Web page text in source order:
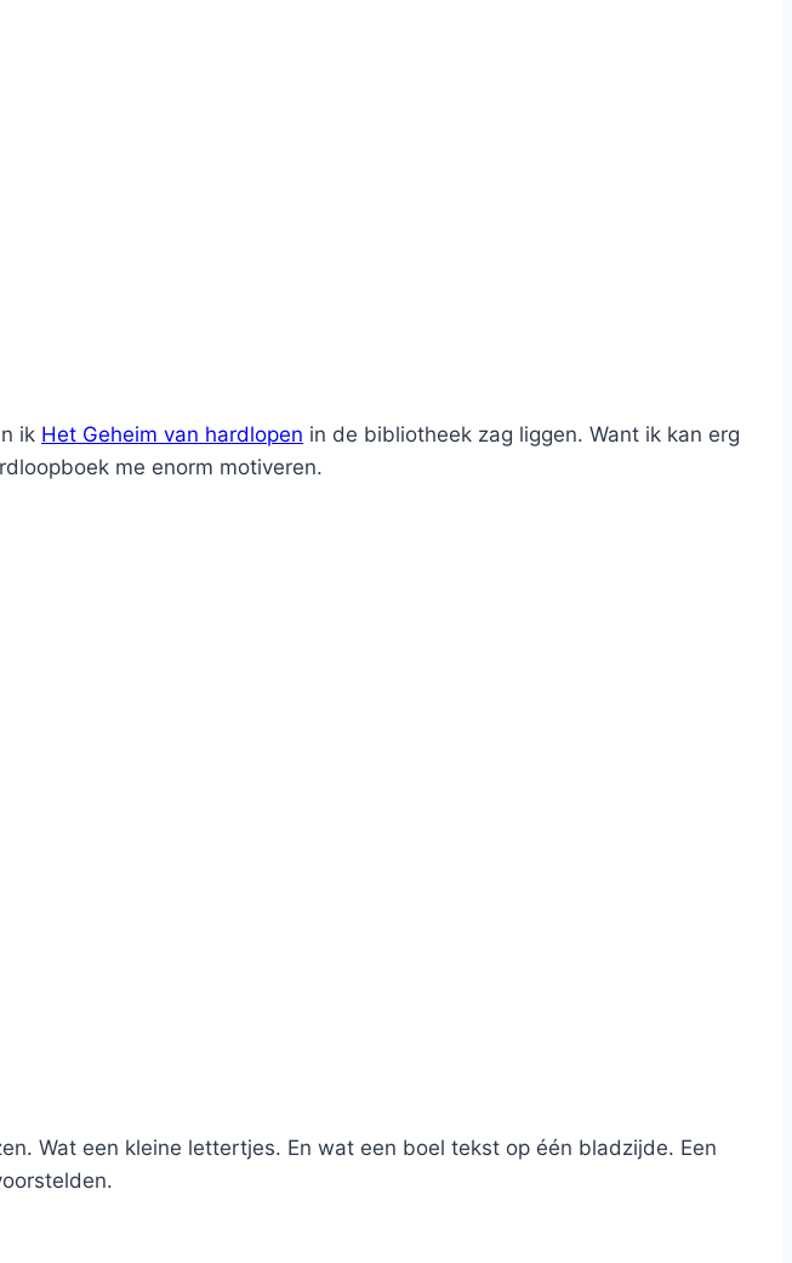
ik Het Geheim van hardlopen in de bibliotheek zag liggen. Want ik kan erg
me enorm motiveren.
Wat een kleine lettertjes. En wat een boel tekst op één bladzijde. Een